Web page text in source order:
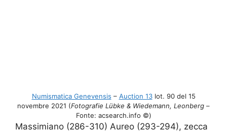
Numismatica Genevensis – Auction 13lot. 90 del 15
novembre 2021 (Fotografie Lübke & Wiedemann, Leonberg –
Fonte: acsearch.info ©)
Massimiano (286-310) Aureo (293-294), zecca